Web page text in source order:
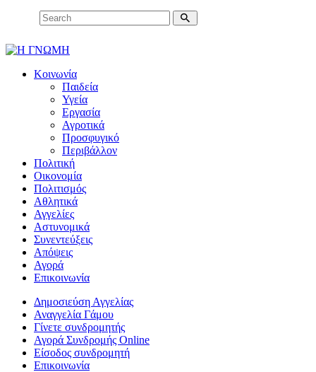
Κοινωνία
Παιδεία
Υγεία
Εργασία
Αγροτικά
Προσφυγικό
Περιβάλλον
Πολιτική
Οικονομία
Πολιτισμός
Αθλητικά
Αγγελίες
Αστυνομικά
Συνεντεύξεις
Απόψεις
Αγορά
Επικοινωνία
Δημοσιεύση Αγγελίας
Αναγγελία Γάμου
Γίνετε συνδρομητής
Αγορά Συνδρομής Online
Είσοδος συνδρομητή
Επικοινωνία